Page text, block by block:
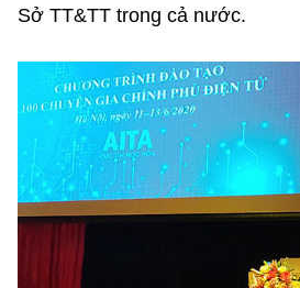
Sở TT&TT trong cả nước.